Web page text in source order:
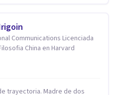
Communications Licenciada
Psicologia Filosofia China en Harvard
trayectoria. Madre de dos